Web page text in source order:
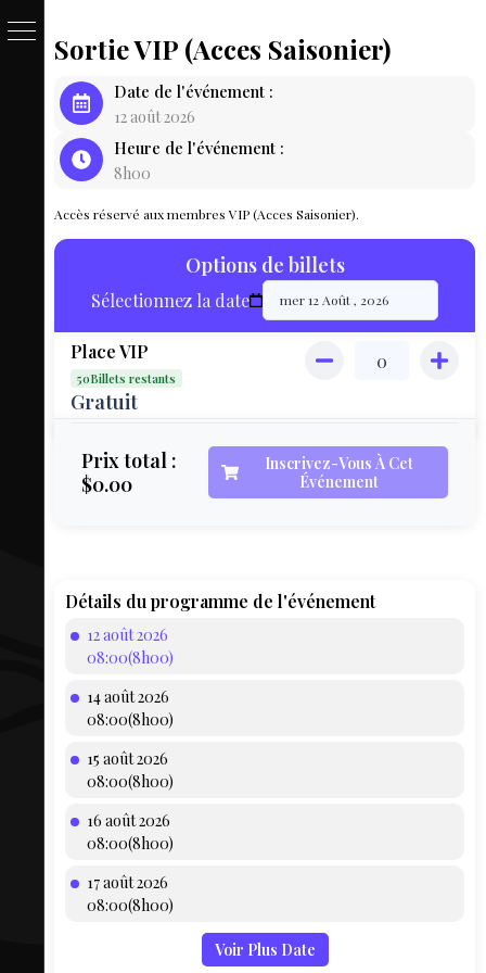
PASSE
BILLET
LIVE
MAP
MON
COMPTE
AEQ
Sortie VIP (Acces Saisonier)
Date de l'événement :
12 août 2026
Heure de l'événement :
8h00
Accès réservé aux membres VIP (Acces Saisonier).
Options de billets
Sélectionnez la date
Place VIP
50Billets restants
Gratuit
Prix total :
$0.00
Inscrivez-Vous À Cet
Événement
Détails du programme de l'événement
12 août 2026
08:00(8h00)
14 août 2026
08:00(8h00)
15 août 2026
08:00(8h00)
16 août 2026
08:00(8h00)
17 août 2026
08:00(8h00)
Voir Plus Date